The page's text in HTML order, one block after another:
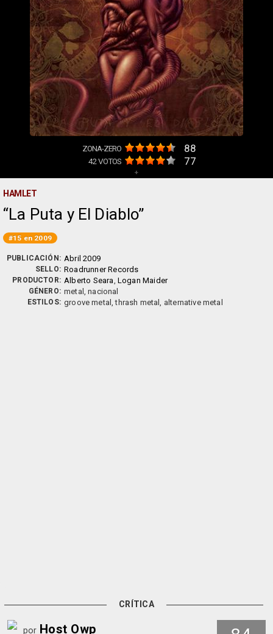
ZONA-ZERO 88
42VOTOS 77
+
HAMLET
La Puta y El Diablo
#15 en 2009
PUBLICACIÓN: Abril 2009
SELLO: Roadrunner Records
PRODUCTOR: Alberto Seara, Logan Maider
GÉNERO: metal, nacional
ESTILOS: groove metal, thrash metal, alternative metal
CRÍTICA
por Host Owp